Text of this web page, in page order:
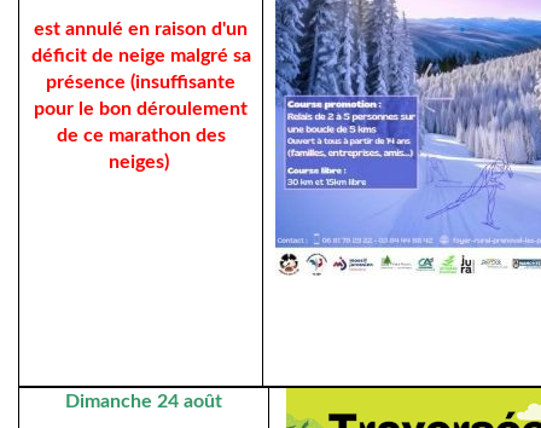
est annulé en raison d'un
déficit de neige malgré sa
présence (insuffisante
pour le bon déroulement
de ce marathon des
neiges)
Dimanche 24 août